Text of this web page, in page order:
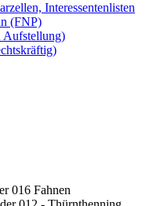
Interessentenlisten
(FNP)
Aufstellung)